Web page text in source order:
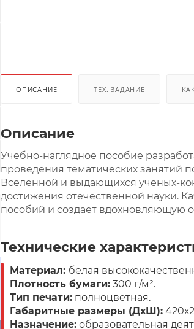
ОПИСАНИЕ ТЕХ. ЗАДАНИЕ
Описание
Учебно-наглядное пособие
проведения тематических занятий
Вселенной и выдающихся ученых-
достижения отечественной науки.
пособий и создает вдохновляющую
Технические
Материал: белая
Плотность бумаги: 300 г/м².
Тип печати: полноцветная.
Габаритные размеры (ДхШ):
Назначение: образовательная